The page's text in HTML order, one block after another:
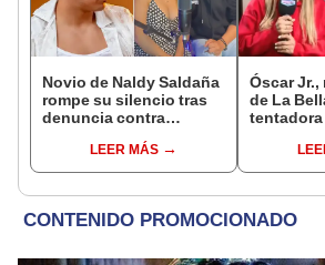
Novio de Naldy Saldaña
rompe su silencio tras
denuncia contra
Luz: "Tiene todo mi
apoyo"
LEER MÁS
Óscar
de La